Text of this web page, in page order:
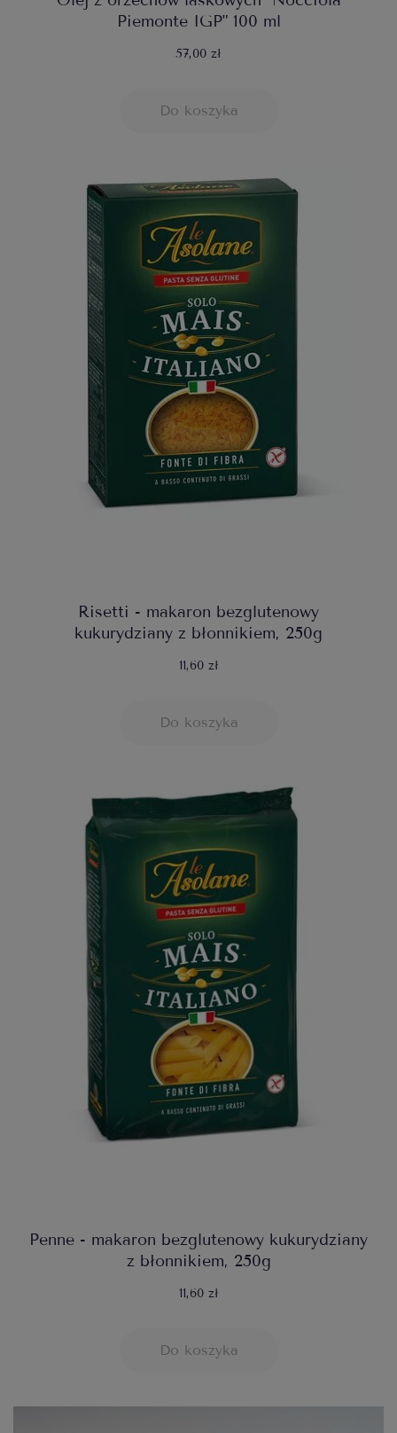
Piemonte IGP" 100 ml
57,00 zł
Do koszyka
Risetti - makaron bezglutenowy
kukurydziany z błonnikiem, 250g
11,60 zł
Do koszyka
Penne - makaron bezglutenowy kukurydziany
z błonnikiem, 250g
11,60 zł
Do koszyka